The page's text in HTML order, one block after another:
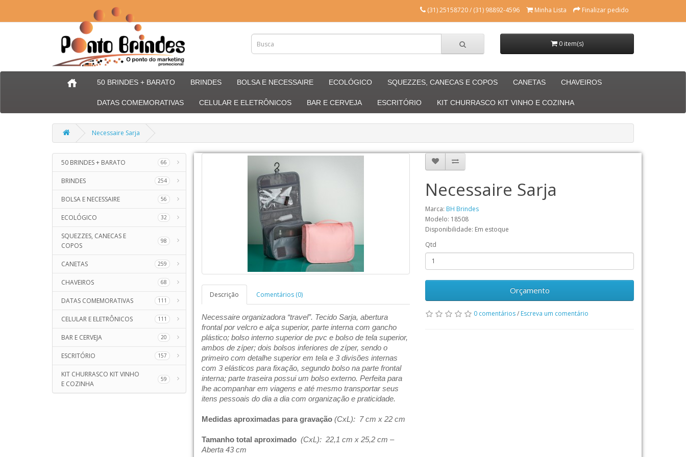
(31) 25158720 / (31) 98892-4596 Minha Lista Finalizar pedido
0 item(s)
50 BRINDES + BARATO BRINDES BOLSA E NECESSAIRE ECOLÓGICO SQUEZZES, CANECAS E COPOS CANETAS CHAVEIROS
DATAS COMEMORATIVAS CELULAR E ELETRÔNICOS BAR E CERVEJA ESCRITÓRIO KIT CHURRASCO KIT VINHO E COZINHA
Necessaire Sarja
50 BRINDES + BARATO 66
BRINDES 254
BOLSA E NECESSAIRE 56
ECOLÓGICO 32
SQUEZZES, CANECAS E
COPOS
98
CANETAS 259
CHAVEIROS 68
DATAS COMEMORATIVAS 111
CELULAR E ELETRÔNICOS 111
BAR E CERVEJA 20
ESCRITÓRIO 157
KIT CHURRASCO KIT VINHO
E COZINHA
59
Descrição Comentários (0)
Necessaire organizadora “travel”. Tecido Sarja, abertura
frontal por velcro e alça superior, parte interna com gancho
plástico; bolso interno superior de pvc e bolso de tela superior,
ambos de zíper; dois bolsos inferiores de zíper, sendo o
primeiro com detalhe superior em tela e 3 divisões internas
com 3 elásticos para fixação, segundo bolso na parte frontal
interna; parte traseira possui um bolso externo. Perfeita para
lhe acompanhar em viagens e até mesmo transportar seus
itens pessoais do dia a dia com organização e praticidade.
Medidas aproximadas para gravação(CxL): 7 cm x 22 cm
Tamanho total aproximado (CxL): 22,1 cm x 25,2 cm –
Aberta 43 cm
Necessaire Sarja
Marca: BH Brindes
Modelo: 18508
Disponibilidade: Em estoque
Qtd
Orçamento
0 comentários/ Escreva um comentário